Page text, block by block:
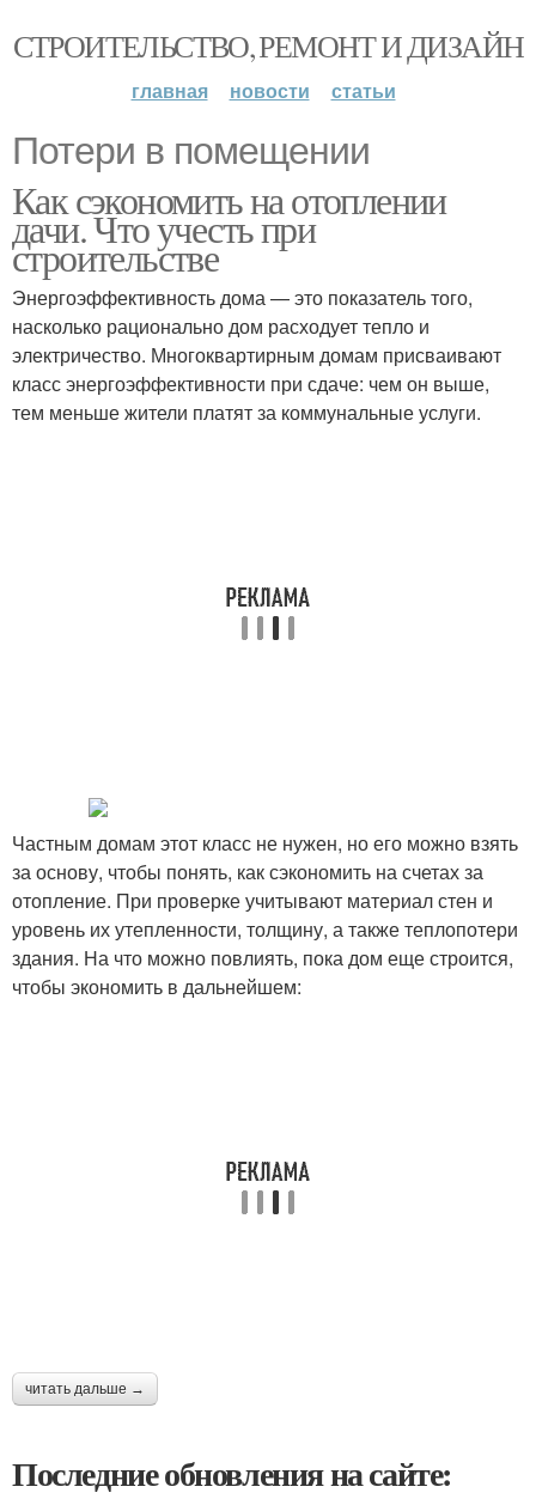
СТРОИТЕЛЬСТВО, РЕМОНТ И ДИЗАЙН
главная новости статьи
Потери в помещении
Как сэкономить на отоплении
дачи. Что учесть при
строительстве
Энергоэффективность дома — это показатель того,
насколько рационально дом расходует тепло и
электричество. Многоквартирным домам присваивают
класс энергоэффективности при сдаче: чем он выше,
тем меньше жители платят за коммунальные услуги.
Частным домам этот класс не нужен, но его можно взять
за основу, чтобы понять, как сэкономить на счетах за
отопление. При проверке учитывают материал стен и
уровень их утепленности, толщину, а также теплопотери
здания. На что можно повлиять, пока дом еще строится,
чтобы экономить в дальнейшем:
читать дальше →
Последние обновления на сайте: